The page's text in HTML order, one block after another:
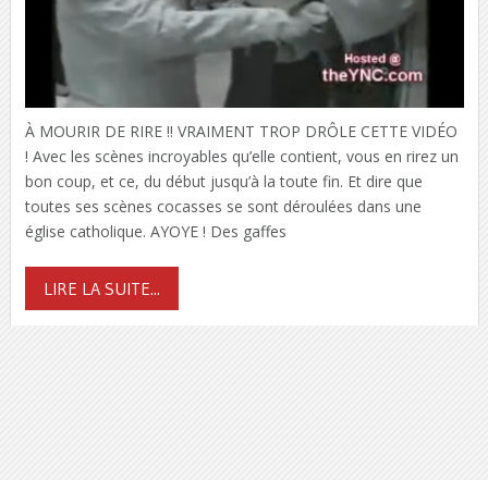
À MOURIR DE RIRE !! VRAIMENT TROP DRÔLE CETTE VIDÉO
! Avec les scènes incroyables qu’elle contient, vous en rirez un
bon coup, et ce, du début jusqu’à la toute fin. Et dire que
toutes ses scènes cocasses se sont déroulées dans une
église catholique. AYOYE ! Des gaffes
LIRE LA SUITE...